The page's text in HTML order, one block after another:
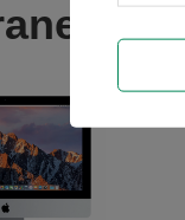
dla